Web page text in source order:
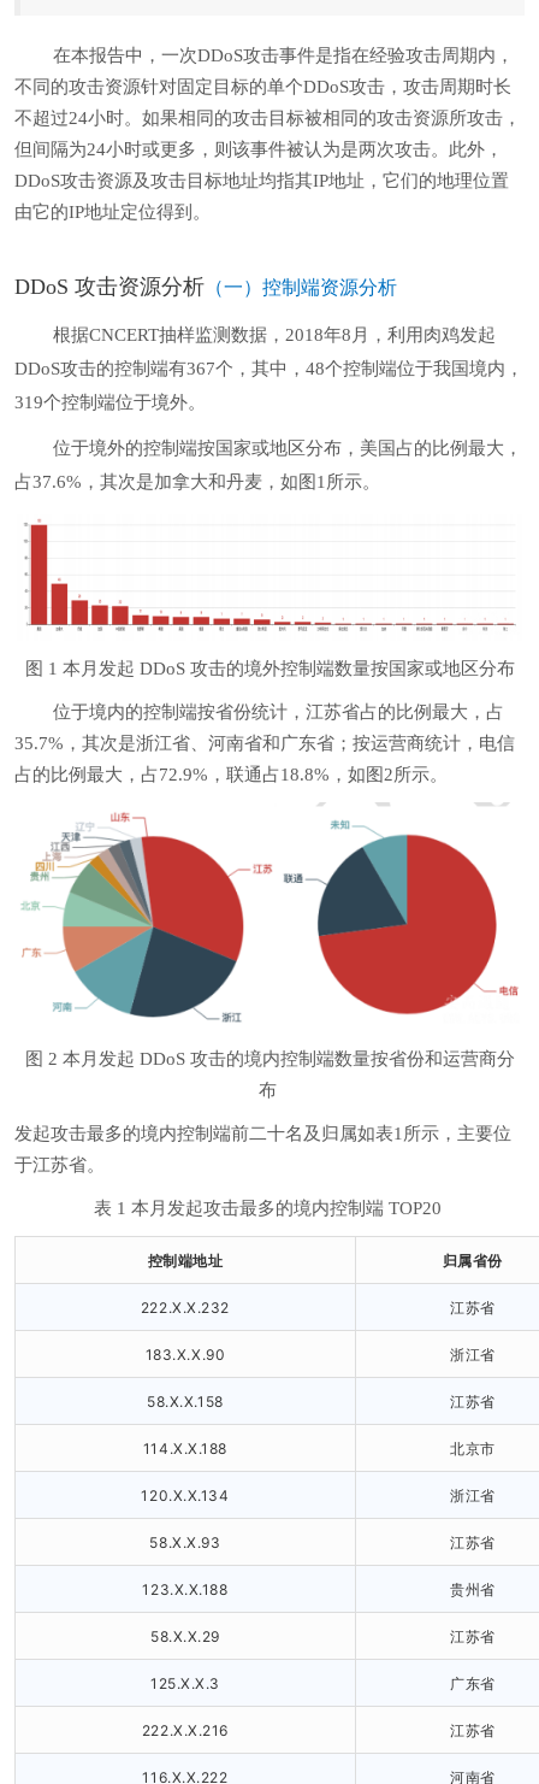
在本报告中，一次DDoS攻击事件是指在经验攻击周期内，
不同的攻击资源针对固定目标的单个DDoS攻击，攻击周期时长
不超过24小时。如果相同的攻击目标被相同的攻击资源所攻击，
但间隔为24小时或更多，则该事件被认为是两次攻击。此外，
DDoS攻击资源及攻击目标地址均指其IP地址，它们的地理位置
由它的IP地址定位得到。
DDoS 攻击资源分析（一）控制端资源分析
根据CNCERT抽样监测数据，2018年8月，利用肉鸡发起
DDoS攻击的控制端有367个，其中，48个控制端位于我国境内，
319个控制端位于境外。
位于境外的控制端按国家或地区分布，美国占的比例最大，
占37.6%，其次是加拿大和丹麦，如图1所示。
图 1 本月发起 DDoS 攻击的境外控制端数量按国家或地区分布
位于境内的控制端按省份统计，江苏省占的比例最大，占
35.7%，其次是浙江省、河南省和广东省；按运营商统计，电信
占的比例最大，占72.9%，联通占18.8%，如图2所示。
图 2 本月发起 DDoS 攻击的境内控制端数量按省份和运营商分
布
发起攻击最多的境内控制端前二十名及归属如表1所示，主要位
于江苏省。
表 1 本月发起攻击最多的境内控制端 TOP20
控制端地址 归属省份
222.X.X.232 江苏省
183.X.X.90 浙江省
58.X.X.158 江苏省
114.X.X.188 北京市
120.X.X.134 浙江省
58.X.X.93 江苏省
123.X.X.188 贵州省
58.X.X.29 江苏省
125.X.X.3 广东省
222.X.X.216 江苏省
116.X.X.222 河南省